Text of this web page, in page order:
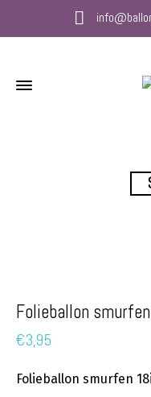
Folieballon smurfen
€3,95
Folieballon smurfen